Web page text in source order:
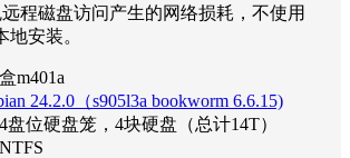
程磁盘访问产生的网络损耗，不使用
地安装。
m401a
24.2.0（s905l3a bookworm 6.6.15)
盘位硬盘笼，4块硬盘（总计14T）